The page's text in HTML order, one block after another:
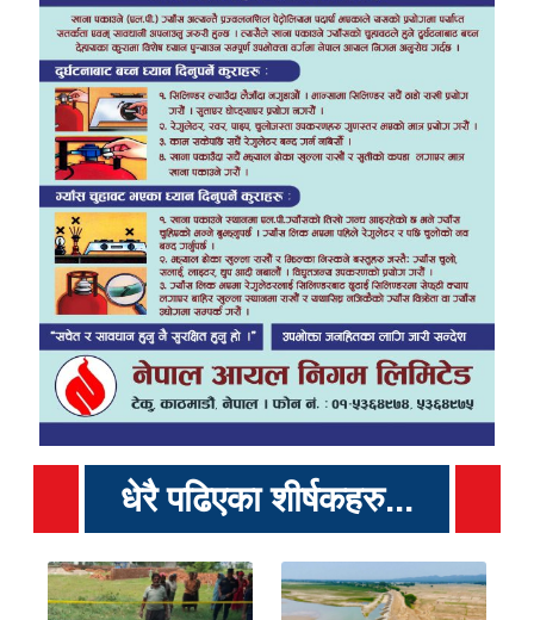
धेरै पढिएका शीर्षकहरु...